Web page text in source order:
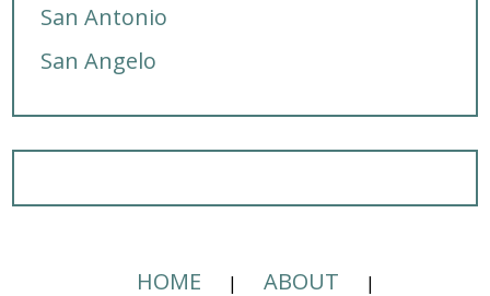
San Antonio
San Angelo
HOME ABOUT